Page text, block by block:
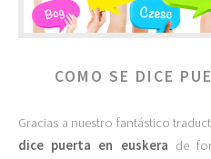
COMO SE DICE
Gracias a nuestro fantástico
dice puerta en euskera de